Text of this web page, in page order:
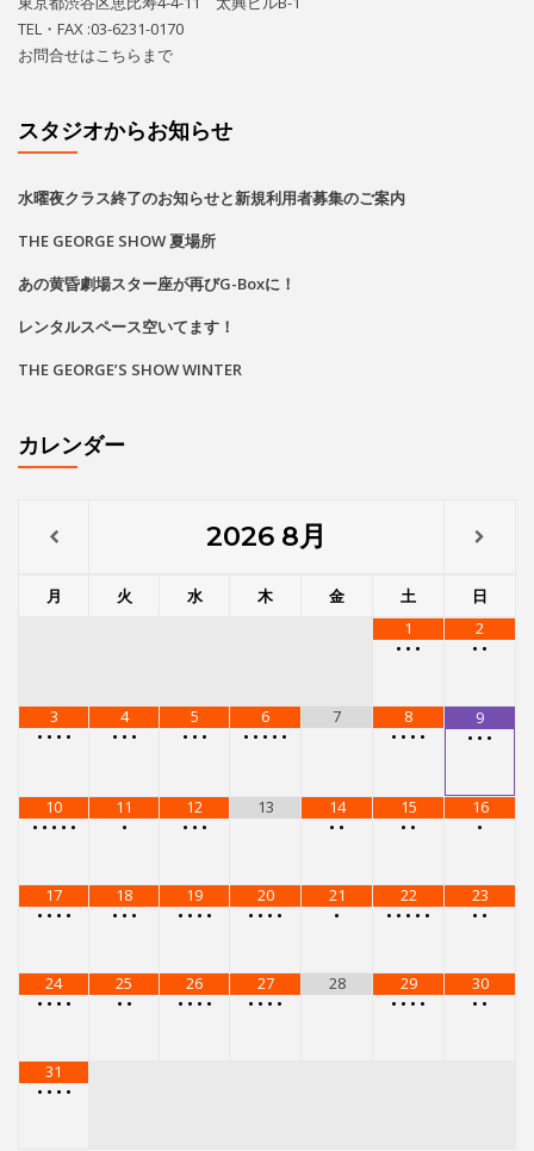
TEL・FAX :03-6231-0170
お問合せはこちら まで
スタジオからお知らせ
水曜夜クラス終了のお知らせと新規利用者募集のご案内
THE GEORGE SHOW 夏場所
あの黄昏劇場スター座が再びG-Boxに！
レンタルスペース空いてます！
THE GEORGE’S SHOW WINTER
カレンダー
2026 8月
月 火 水 木 金 土
日
1
• • •
2
• •
3
• • • •
4
• • •
5
• • •
6
• • • • •
7
8
• • • •
9
• • •
10
• • • • •
11
•
12
• • •
13
14
• •
15
• •
16
•
17
• • • •
18
• • •
19
• • • •
20
• • • •
21
•
22
• • • • •
23
• •
24
• • • •
25
• •
26
• • • •
27
• • • •
28
29
• • • •
30
• •
31
• • • •